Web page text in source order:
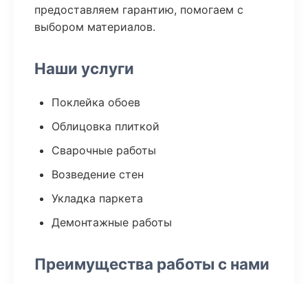
предоставляем гарантию, помогаем с
выбором материалов.
Наши услуги
Поклейка обоев
Облицовка плиткой
Сварочные работы
Возведение стен
Укладка паркета
Демонтажные работы
Преимущества работы с нами